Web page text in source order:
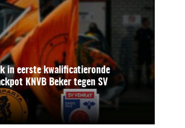
in eerste kwalificatieronde
KNVB Beker tegen SV